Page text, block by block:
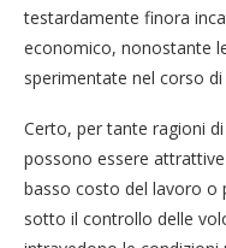
testardamente finora
economico, nonostante
sperimentate nel corso
Certo, per tante ragioni
possono essere
basso costo del lavoro o
sotto il controllo delle